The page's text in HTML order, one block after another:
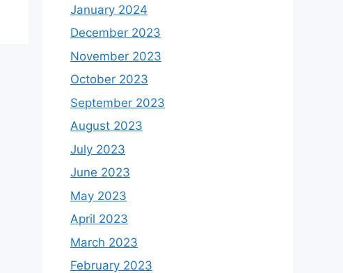
January 2024
December 2023
November 2023
October 2023
September 2023
August 2023
July 2023
June 2023
May 2023
April 2023
March 2023
February 2023